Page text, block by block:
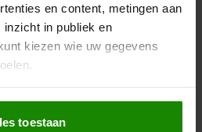
en content, metingen aan
in publiek en
kiezen wie uw gegevens
we ook graag:
over uw geografische
toestaan
COMEBACK WEL
WANT DE BEL